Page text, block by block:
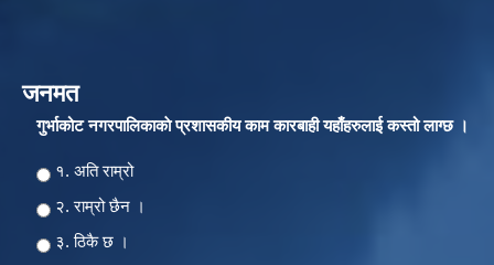
जनमत
गुर्भाकोट नगरपालिकाकाे प्रशासकीय काम कारबाही यहाँहरुलाई कस्तो लाग्छ ।
Choices
१. अति राम्रो
२‍‍. राम्रो छैन ।
३. ठिकै छ ।